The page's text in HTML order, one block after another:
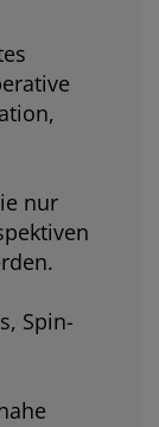
nur
Spin-